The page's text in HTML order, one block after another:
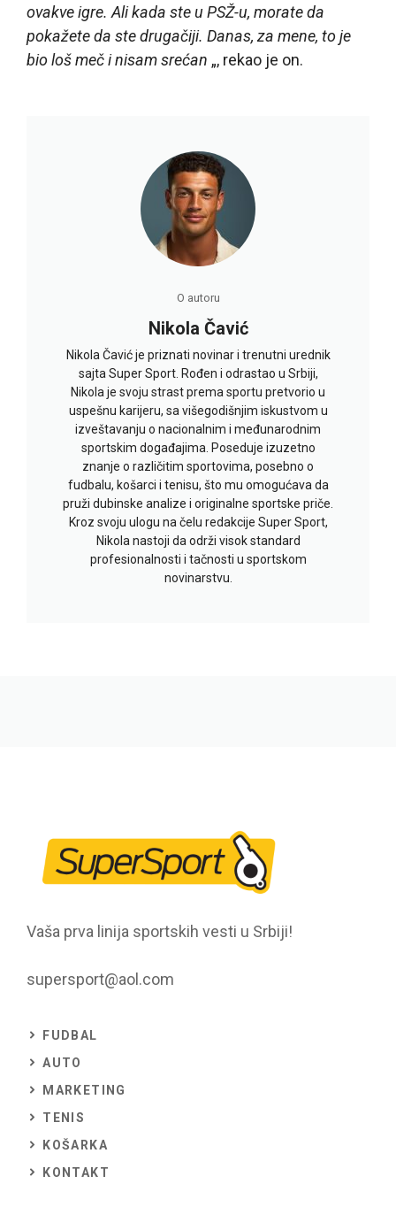
ovakve igre. Ali kada ste u PSŽ-u, morate da
pokažete da ste drugačiji. Danas, za mene, to je
bio loš meč i nisam srećan „, rekao je on.
O autoru
Nikola Čavić
Nikola Čavić je priznati novinar i trenutni urednik
sajta Super Sport. Rođen i odrastao u Srbiji,
Nikola je svoju strast prema sportu pretvorio u
uspešnu karijeru, sa višegodišnjim iskustvom u
izveštavanju o nacionalnim i međunarodnim
sportskim događajima. Poseduje izuzetno
znanje o različitim sportovima, posebno o
fudbalu, košarci i tenisu, što mu omogućava da
pruži dubinske analize i originalne sportske priče.
Kroz svoju ulogu na čelu redakcije Super Sport,
Nikola nastoji da održi visok standard
profesionalnosti i tačnosti u sportskom
novinarstvu.
Vaša prva linija sportskih vesti u Srbiji!
supersport@aol.com
FUDBAL
AUTO
MARKETING
TENIS
KOŠARKA
KONTAKT